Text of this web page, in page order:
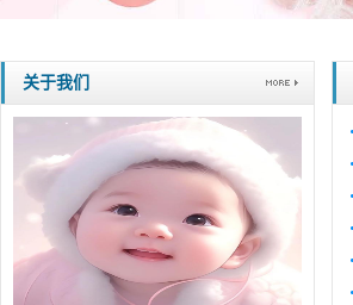
关于我们